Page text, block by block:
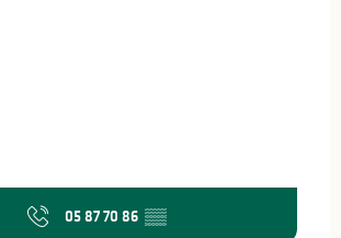
05 87 70 86 ▒▒